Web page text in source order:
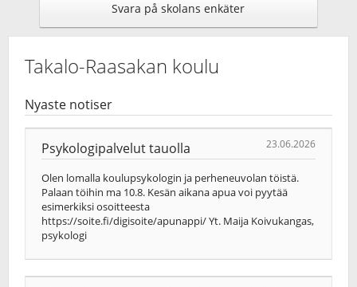
Svara på skolans enkäter
Takalo-Raasakan koulu
Nyaste notiser
Psykologipalvelut tauolla 23.06.2026
Olen lomalla koulupsykologin ja perheneuvolan töistä.
Palaan töihin ma 10.8. Kesän aikana apua voi pyytää
esimerkiksi osoitteesta
https://soite.fi/digisoite/apunappi/ Yt. Maija Koivukangas,
psykologi